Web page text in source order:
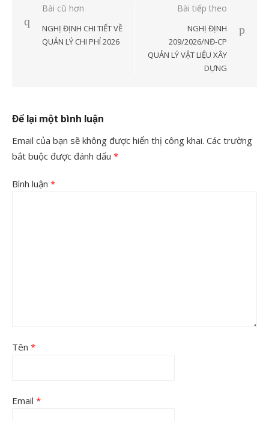
Điều
hướng
Bài cũ hơn
NGHỊ ĐỊNH CHI TIẾT VỀ
QUẢN LÝ CHI PHÍ 2026
Bài tiếp theo
NGHỊ ĐỊNH
209/2026/NĐ-CP
QUẢN LÝ VẬT LIỆU XÂY
DỰNG
Để lại một bình luận
Email của bạn sẽ không được hiển thị công khai. Các trường
bắt buộc được đánh dấu *
Bình luận *
Tên *
Email *